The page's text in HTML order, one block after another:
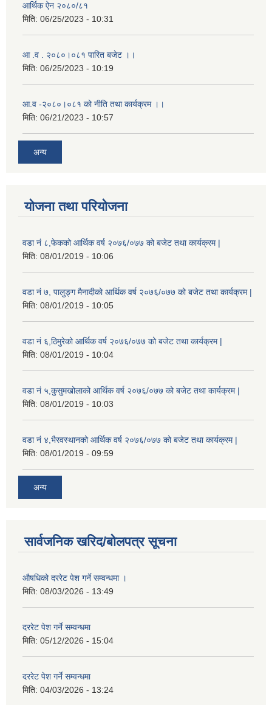
आर्थिक ऐन २०८०/८१
मिति: 06/25/2023 - 10:31
आ .व . २०८०।०८१ पारित बजेट ।।
मिति: 06/25/2023 - 10:19
आ.व -२०८०।०८१ को नीति तथा कार्यक्रम ।।
मिति: 06/21/2023 - 10:57
अन्य
योजना तथा परियोजना
वडा नं ८,फेकको आर्थिक वर्ष २०७६/०७७ को बजेट तथा कार्यक्रम |
मिति: 08/01/2019 - 10:06
वडा नं ७, पालुङ्ग मैनादीको आर्थिक वर्ष २०७६/०७७ को बजेट तथा कार्यक्रम |
मिति: 08/01/2019 - 10:05
वडा नं ६,ठिमुरेको आर्थिक वर्ष २०७६/०७७ को बजेट तथा कार्यक्रम |
मिति: 08/01/2019 - 10:04
वडा नं ५,कुसुमखोलाको आर्थिक वर्ष २०७६/०७७ को बजेट तथा कार्यक्रम |
मिति: 08/01/2019 - 10:03
वडा नं ४,भैरवस्थानको आर्थिक वर्ष २०७६/०७७ को बजेट तथा कार्यक्रम |
मिति: 08/01/2019 - 09:59
अन्य
सार्वजनिक खरिद/बोलपत्र सूचना
औषधिको दररेट पेश गर्ने सम्वन्धमा ।
मिति: 08/03/2026 - 13:49
दररेट पेश गर्ने सम्वन्धमा
मिति: 05/12/2026 - 15:04
दररेट पेश गर्ने सम्वन्धमा
मिति: 04/03/2026 - 13:24